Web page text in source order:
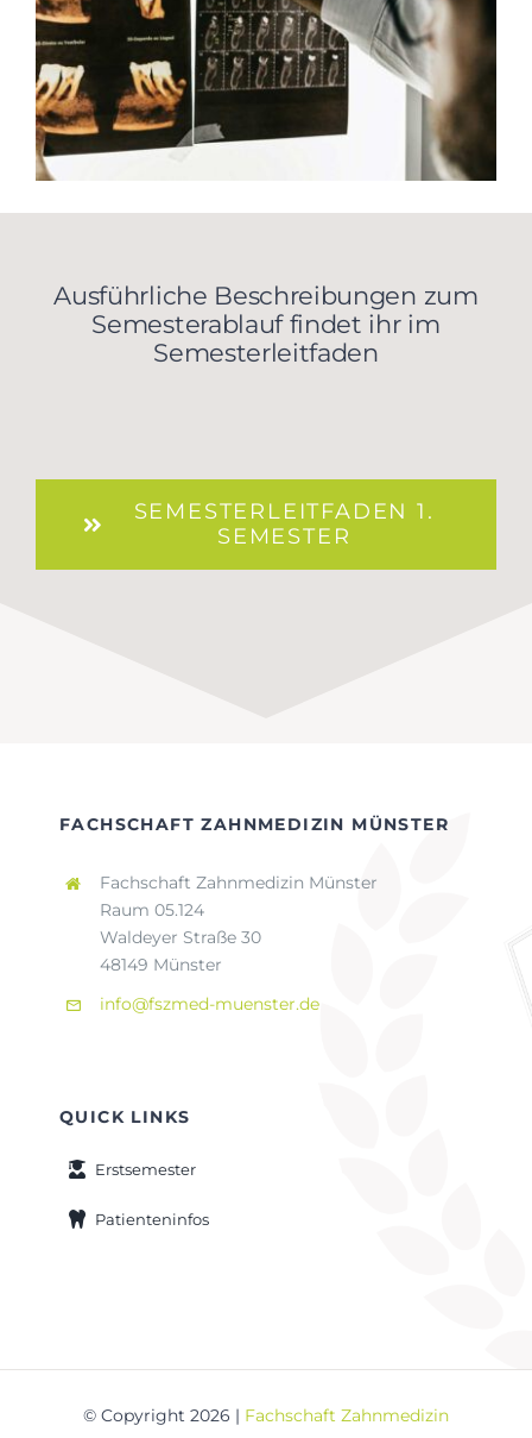
Ausführliche Beschreibungen zum
Semesterablauf findet ihr im
Semesterleitfaden
SEMESTERLEITFADEN 1.
SEMESTER
FACHSCHAFT ZAHNMEDIZIN MÜNSTER
Fachschaft Zahnmedizin Münster
Raum 05.124
Waldeyer Straße 30
48149 Münster
info@fszmed-muenster.de
QUICK LINKS
Erstsemester
Patienteninfos
© Copyright 2026 | Fachschaft Zahnmedizin